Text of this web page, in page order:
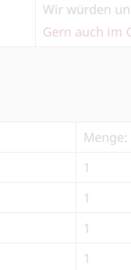
Wir würden
Gern auch im
Menge:
1
1
1
1